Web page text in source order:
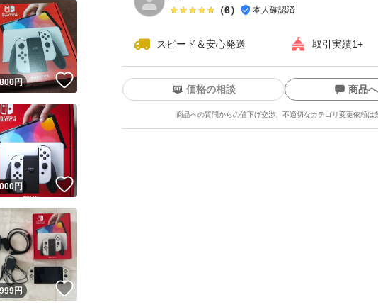
（6） 本人確認済
スピード＆安心発送 取引実績1+
ユーザーの実績について
を満たしたユーザーにバッジを付与しています
フリマの基準をクリアした安心・安全なユーザーです
価格の相談 商品
商品への質問からの値下げ交渉、不適切なカテゴリ変更依頼は
商品の情報をコピーします
止されています
！円 いいね！
！円 いいね！
！円